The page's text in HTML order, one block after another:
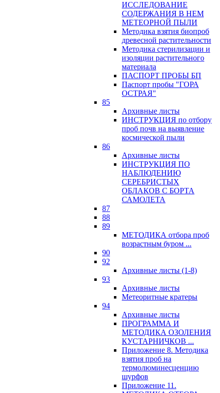
ИССЛЕДОВАНИЕ
СОДЕРЖАНИЯ В НЕМ
МЕТЕОРНОЙ ПЫЛИ
Методика взятия биопроб
древесной растительности
Методика стерилизации и
изоляции растительного
материала
ПАСПОРТ ПРОБЫ БП
Паспорт пробы "ГОРА
ОСТРАЯ"
85
Архивные листы
ИНСТРУКЦИЯ по отбору
проб почв на выявление
космической пыли
86
Архивные листы
ИНСТРУКЦИЯ ПО
НАБЛЮДЕНИЮ
СЕРЕБРИСТЫХ
ОБЛАКОВ С БОРТА
САМОЛЕТА
87
88
89
МЕТОДИКА отбора проб
возрастным буром ...
90
92
Архивные листы (1-8)
93
Архивные листы
Метеоритные кратеры
94
Архивные листы
ПРОГРАММА И
МЕТОДИКА ОЗОЛЕНИЯ
КУСТАРНИЧКОВ ...
Приложение 8. Методика
взятия проб на
термолюминесценцию
шурфов
Приложение 11.